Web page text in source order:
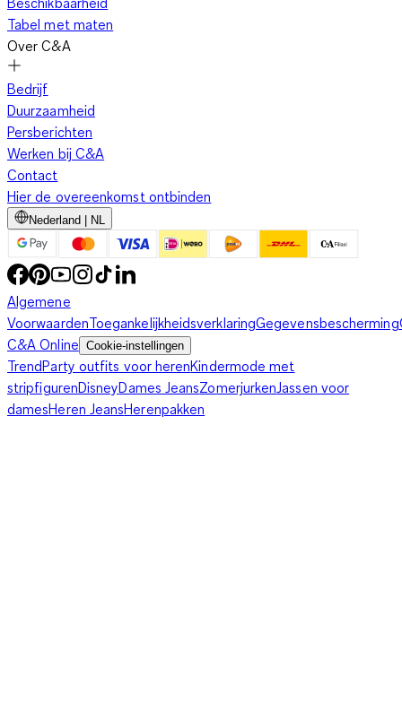
Tabel met maten
Over C&A
Bedrijf
Duurzaamheid
Persberichten
Werken bij C&A
Contact
Hier de overeenkomst ontbinden
Nederland | NL
Algemene
VoorwaardenToegankelijkheidsverklaringGegevensbescherming
C&A Online Cookie-instellingen
TrendParty outfits voor herenKindermode met
stripfigurenDisneyDames JeansZomerjurkenJassen voor
damesHeren JeansHerenpakken